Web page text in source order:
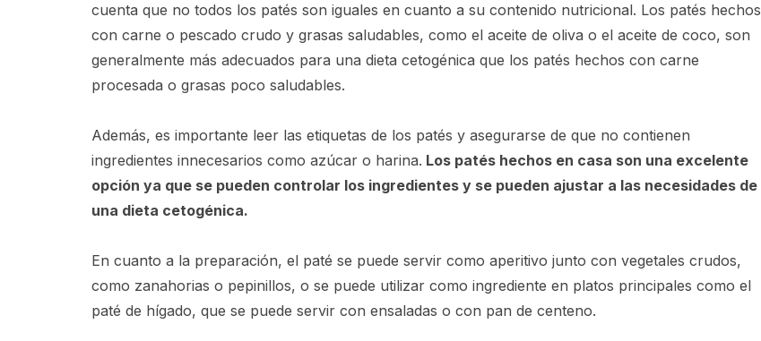
cuenta que no todos los patés son iguales en cuanto a su contenido nutricional. Los patés hechos
con carne o pescado crudo y grasas saludables, como el aceite de oliva o el aceite de coco, son
generalmente más adecuados para una dieta cetogénica que los patés hechos con carne
procesada o grasas poco saludables.
Además, es importante leer las etiquetas de los patés y asegurarse de que no contienen
ingredientes innecesarios como azúcar o harina. Los patés hechos en casa son una excelente
opción ya que se pueden controlar los ingredientes y se pueden ajustar a las necesidades de
una dieta cetogénica.
En cuanto a la preparación, el paté se puede servir como aperitivo junto con vegetales crudos,
como zanahorias o pepinillos, o se puede utilizar como ingrediente en platos principales como el
paté de hígado, que se puede servir con ensaladas o con pan de centeno.